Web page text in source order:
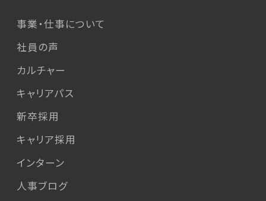
事業・仕事について
社員の声
カルチャー
キャリアパス
新卒採用
キャリア採用
インターン
人事ブログ